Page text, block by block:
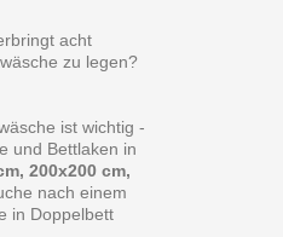
acht
zu legen?
ist wichtig -
und Bettlaken in
200x200 cm,
nach einem
in Doppelbett